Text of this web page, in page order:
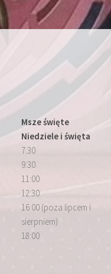
Msze święte
Niedziele i święta
7:30
9:30
11:00
12:30
16:00 (poza lipcem i
sierpniem)
18:00